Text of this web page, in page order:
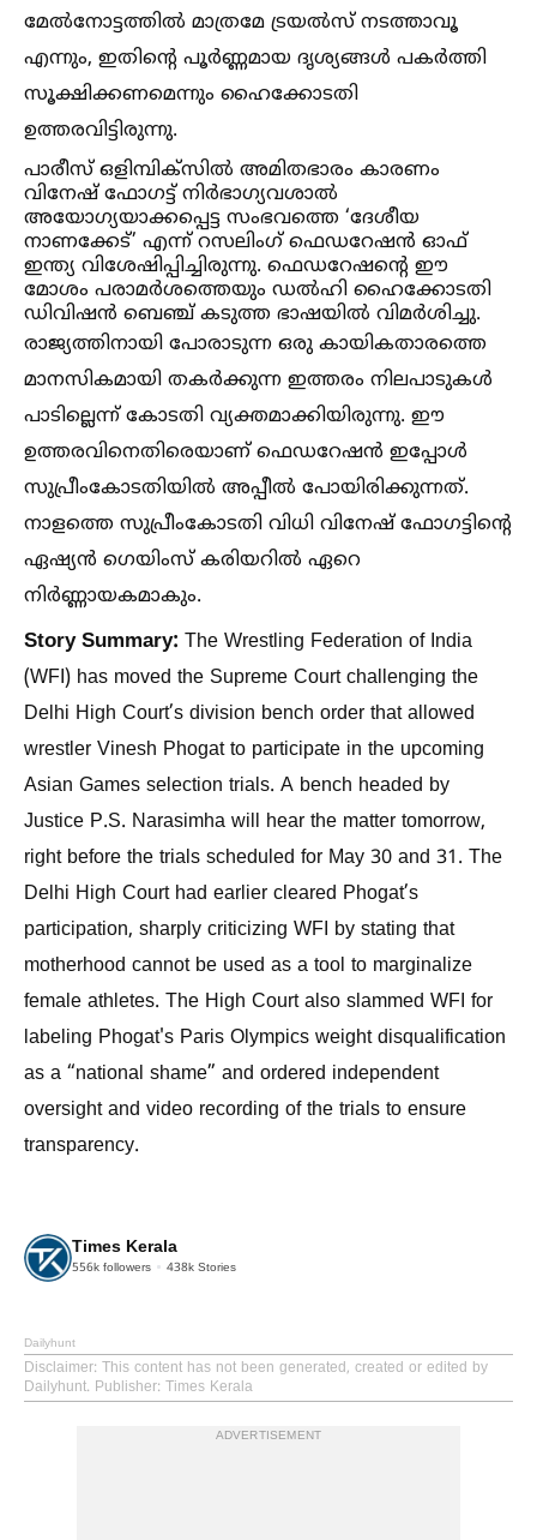
മേല്‍നോട്ടത്തില്‍ മാത്രമേ ട്രയല്‍സ് നടത്താവൂ
എന്നും, ഇതിന്റെ പൂർണ്ണമായ ദൃശ്യങ്ങള്‍ പകർത്തി
സൂക്ഷിക്കണമെന്നും ഹൈക്കോടതി
ഉത്തരവിട്ടിരുന്നു.
പാരീസ് ഒളിമ്പിക്സില്‍ അമിതഭാരം കാരണം
വിനേഷ് ഫോഗട്ട് നിർഭാഗ്യവശാല്‍
അയോഗ്യയാക്കപ്പെട്ട സംഭവത്തെ ‘ദേശീയ
നാണക്കേട്’ എന്ന് റസലിംഗ് ഫെഡറേഷൻ ഓഫ്
ഇന്ത്യ വിശേഷിപ്പിച്ചിരുന്നു. ഫെഡറേഷന്റെ ഈ
മോശം പരാമർശത്തെയും ഡല്‍ഹി ഹൈക്കോടതി
ഡിവിഷൻ ബെഞ്ച് കടുത്ത ഭാഷയില്‍ വിമർശിച്ചു.
രാജ്യത്തിനായി പോരാടുന്ന ഒരു കായികതാരത്തെ
മാനസികമായി തകർക്കുന്ന ഇത്തരം നിലപാടുകള്‍
പാടില്ലെന്ന് കോടതി വ്യക്തമാക്കിയിരുന്നു. ഈ
ഉത്തരവിനെതിരെയാണ് ഫെഡറേഷൻ ഇപ്പോള്‍
സുപ്രീംകോടതിയില്‍ അപ്പീല്‍ പോയിരിക്കുന്നത്.
നാളത്തെ സുപ്രീംകോടതി വിധി വിനേഷ് ഫോഗട്ടിന്റെ
ഏഷ്യൻ ഗെയിംസ് കരിയറില്‍ ഏറെ
നിർണ്ണായകമാകും.
Story Summary: The Wrestling Federation of India
(WFI) has moved the Supreme Court challenging the
Delhi High Court’s division bench order that allowed
wrestler Vinesh Phogat to participate in the upcoming
Asian Games selection trials. A bench headed by
Justice P.S. Narasimha will hear the matter tomorrow,
right before the trials scheduled for May 30 and 31. The
Delhi High Court had earlier cleared Phogat’s
participation, sharply criticizing WFI by stating that
motherhood cannot be used as a tool to marginalize
female athletes. The High Court also slammed WFI for
labeling Phogat's Paris Olympics weight disqualification
as a “national shame” and ordered independent
oversight and video recording of the trials to ensure
transparency.
Times Kerala
556k followers 438k Stories
Dailyhunt
Disclaimer: This content has not been generated, created or edited by
Dailyhunt. Publisher: Times Kerala
ADVERTISEMENT